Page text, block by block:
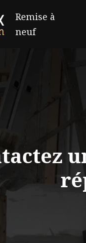
Remise à
neuf